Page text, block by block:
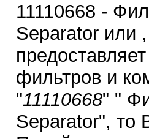
11110668 -
Separator или
фильтров и
"11110668" "
Separator", то